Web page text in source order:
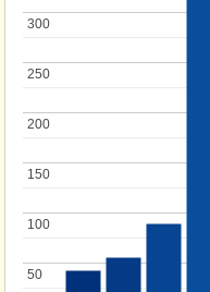
50
50
100
100
150
150
200
200
250
250
300
300